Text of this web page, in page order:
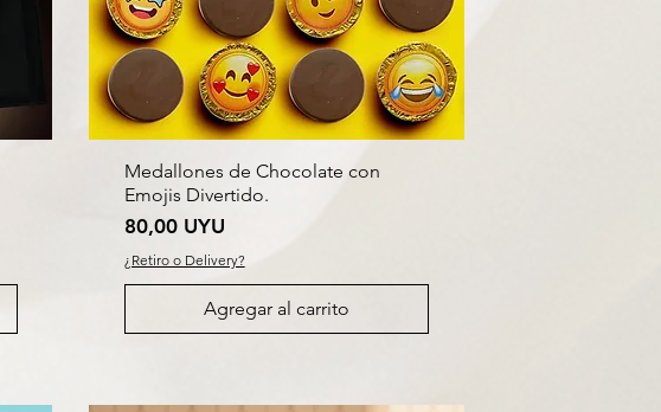
Medallones de Chocolate con
Emojis Divertido.
Precio
80,00 UYU
¿Retiro o Delivery?
Agregar al carrito